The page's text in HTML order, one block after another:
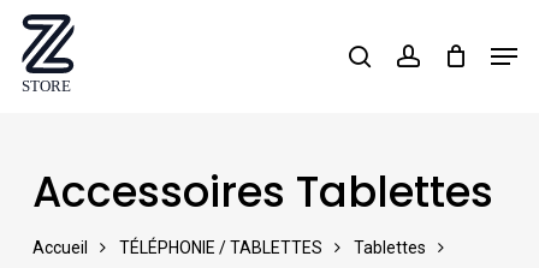
Skip
main
searchaccount
Accessoires Tablettes
Accueil TÉLÉPHONIE / TABLETTES Tablettes
Close